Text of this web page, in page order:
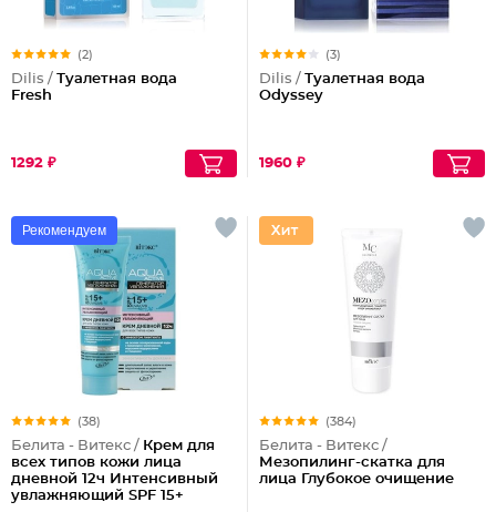
(2)
Dilis / Туалетная вода
Fresh
1292 ₽
(3)
Dilis / Туалетная вода
Odyssey
1960 ₽
Рекомендуем
(38)
Белита - Витекс / Крем для
всех типов кожи лица
дневной 12ч Интенсивный
увлажняющий SPF 15+
(384)
Белита - Витекс /
Мезопилинг-скатка для
лица Глубокое очищение